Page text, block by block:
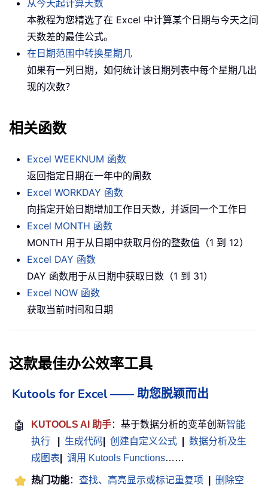
从今天起计算天数
本教程为您精选了在 Excel 中计算某个日期与今天之间
天数差的最佳公式。
在日期范围中转换星期几
如果有一列日期，如何统计该日期列表中每个星期几出
现的次数？
相关函数
Excel WEEKNUM 函数
返回指定日期在一年中的周数
Excel WORKDAY 函数
向指定开始日期增加工作日天数，并返回一个工作日
Excel MONTH 函数
MONTH 用于从日期中获取月份的整数值（1 到 12）
Excel DAY 函数
DAY 函数用于从日期中获取日数（1 到 31）
Excel NOW 函数
获取当前时间和日期
这款最佳办公效率工具
Kutools for Excel —— 助您脱颖而出
🤖 KUTOOLS AI 助手：基于数据分析的变革创新智能
执行
生成代码 创建自定义公式
数据分析及生
成图表
调用 Kutools Functions……
热门功能： 查找、高亮显示或标记重复项
删除空